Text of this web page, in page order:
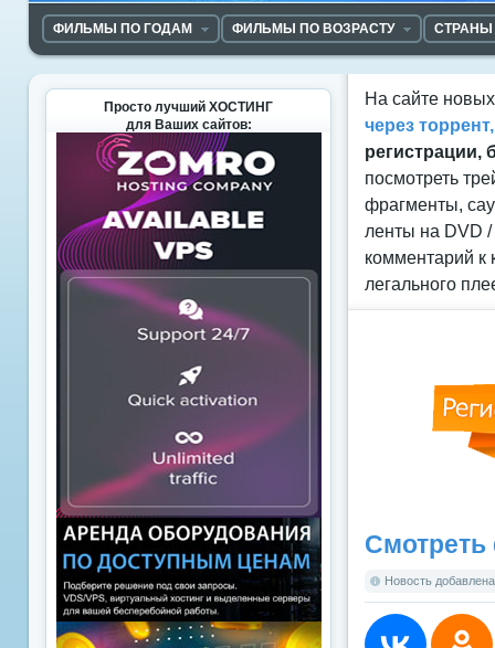
ФИЛЬМЫ ПО ГОДАМ ФИЛЬМЫ ПО ВОЗРАСТУ
На сайте
через
регистрации,
посмотреть
фрагменты,
ленты на DVD
комментарий к
легального
Новость
Просто лучший ХОСТИНГ
для Ваших сайтов: